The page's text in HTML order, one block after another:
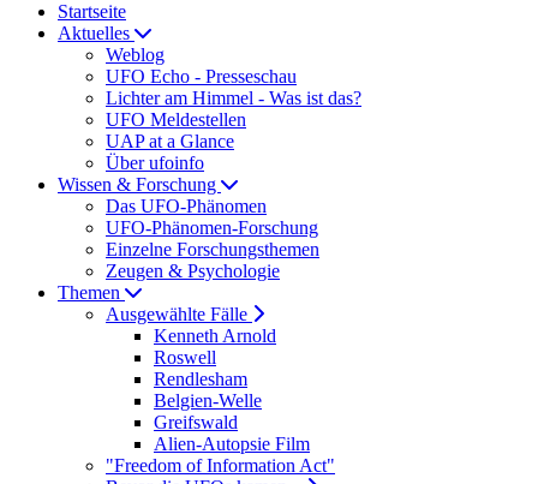
Startseite
Aktuelles
Weblog
UFO Echo - Presseschau
Lichter am Himmel - Was ist das?
UFO Meldestellen
UAP at a Glance
Über ufoinfo
Wissen & Forschung
Das UFO-Phänomen
UFO-Phänomen-Forschung
Einzelne Forschungsthemen
Zeugen & Psychologie
Themen
Ausgewählte Fälle
Kenneth Arnold
Roswell
Rendlesham
Belgien-Welle
Greifswald
Alien-Autopsie Film
"Freedom of Information Act"